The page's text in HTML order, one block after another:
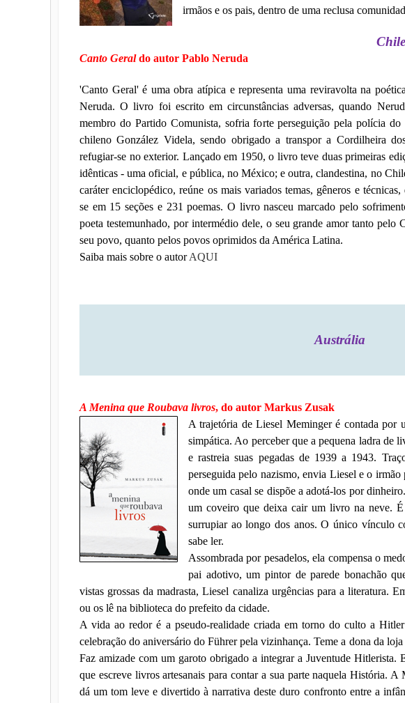
irmãos e os pais, dentro de uma reclusa
Chile
Canto Geraldo autor Pablo Neruda
'Canto Geral' é uma obra atípica e representa uma reviravolta na
Neruda. O livro foi escrito em circunstâncias adversas, quando
membro do Partido Comunista, sofria forte perseguição pela polícia do
chileno González Videla, sendo obrigado a transpor a Cordilheira
refugiar-se no exterior. Lançado em 1950, o livro teve duas primeiras
idênticas - uma oficial, e pública, no México; e outra, clandestina, no
caráter enciclopédico, reúne os mais variados temas, gêneros e
se em 15 seções e 231 poemas. O livro nasceu marcado pelo
poeta testemunhado, por intermédio dele, o seu grande amor tanto pelo
seu povo, quanto pelos povos oprimidos da América Latina.
Saiba mais sobre o autorAQUI
Austrália
A Menina que Roubava livros, do autor Markus Zusak
A trajetória de Liesel Meminger é contada por
simpática. Ao perceber que a pequena ladra de
e rastreia suas pegadas de 1939 a 1943.
perseguida pelo nazismo, envia Liesel e o
onde um casal se dispõe a adotá-los por
um coveiro que deixa cair um livro na neve.
surrupiar ao longo dos anos. O único vínculo
sabe ler.
Assombrada por pesadelos, ela compensa o
pai adotivo, um pintor de parede bonachão
vistas grossas da madrasta, Liesel canaliza urgências para a literatura.
ou os lê na biblioteca do prefeito da cidade.
A vida ao redor é a pseudo-realidade criada em torno do culto a
celebração do aniversário do Führer pela vizinhança. Teme a dona da
Faz amizade com um garoto obrigado a integrar a Juventude Hitlerista.
que escreve livros artesanais para contar a sua parte naquela História.
dá um tom leve e divertido à narrativa deste duro confronto entre a